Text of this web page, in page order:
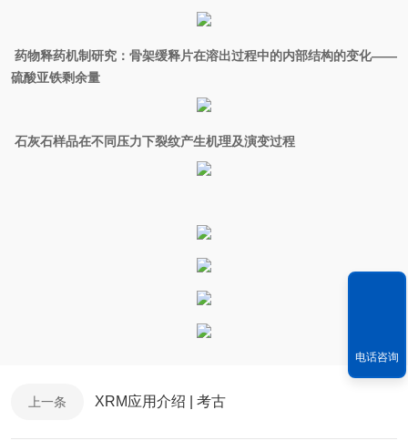
药物释药机制研究：骨架缓释片在溶出过程中的内部结构的变化——
硫酸亚铁剩余量
石灰石样品在不同压力下裂纹产生机理及演变过程
上一条 XRM应用介绍 | 考古
电话咨询